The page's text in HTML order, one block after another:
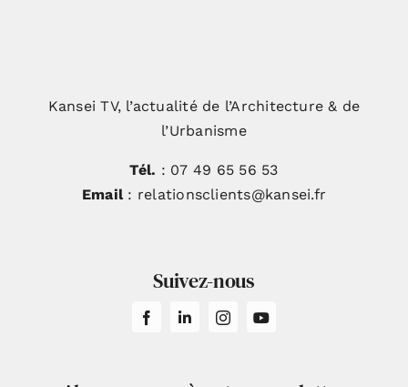
Kansei TV, l’actualité de l’Architecture & de
l’Urbanisme
Tél. : 07 49 65 56 53
Email: relationsclients@kansei.fr
Suivez-nous